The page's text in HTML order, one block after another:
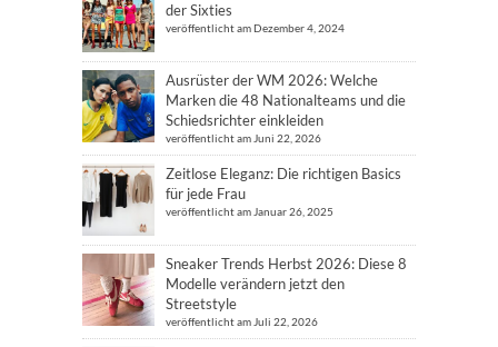
der Sixties
veröffentlicht am Dezember 4, 2024
Ausrüster der WM 2026: Welche
Marken die 48 Nationalteams und die
Schiedsrichter einkleiden
veröffentlicht am Juni 22, 2026
Zeitlose Eleganz: Die richtigen Basics
für jede Frau
veröffentlicht am Januar 26, 2025
Sneaker Trends Herbst 2026: Diese 8
Modelle verändern jetzt den
Streetstyle
veröffentlicht am Juli 22, 2026